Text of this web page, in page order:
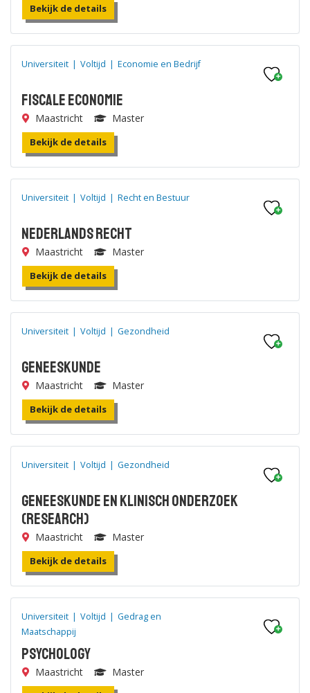
Bekijk de details
Universiteit | Voltijd | Economie en Bedrijf
Fiscale Economie
Maastricht Master
Bekijk de details
Universiteit | Voltijd | Recht en Bestuur
Nederlands Recht
Maastricht Master
Bekijk de details
Universiteit | Voltijd | Gezondheid
Geneeskunde
Maastricht Master
Bekijk de details
Universiteit | Voltijd | Gezondheid
Geneeskunde en Klinisch Onderzoek
(research)
Maastricht Master
Bekijk de details
Universiteit | Voltijd | Gedrag en
Maatschappij
Psychology
Maastricht Master